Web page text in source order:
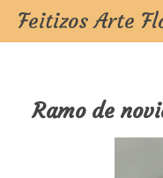
Feitizos Arte
Ramo de